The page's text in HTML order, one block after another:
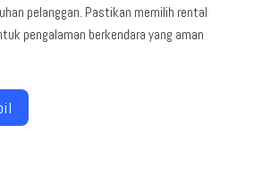
pelanggan. Pastikan memilih rental
pengalaman berkendara yang aman